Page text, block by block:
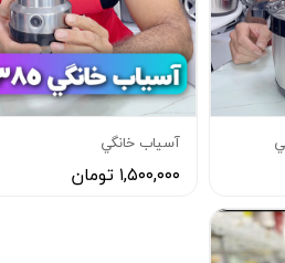
آسياب خانگي
۱,۵۰۰,۰۰۰ تومان